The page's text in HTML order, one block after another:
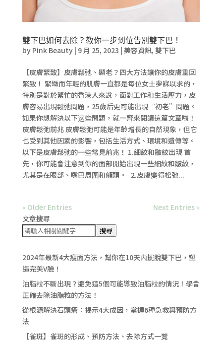
雙下巴如何去除？教你一步到位告別雙下巴！
by Pink Beauty| 9 月 25, 2023 | 美容資訊, 雙下巴
【皮膚緊致】皮膚鬆弛、顯老？四大方法讓你的皮膚重回
緊致！ 緊緻而年輕的肌膚一直都是每位女士夢寐以求的，
特別是對於繁忙的香港人來說，面對工作和生活壓力，皮
膚容易出現鬆弛問題，25歲后更可能出現“初老”問題。
如果你想解決以下这些問題，就一齊來閱讀這篇文章啦！
皮膚鬆弛前兆 皮膚鬆弛可能是年齡增長的自然現象，但它
也受到其他因素的影響，包括生活方式、環境和遺傳等。
以下是皮膚鬆弛的一些常見前兆！ 1.細紋和皺紋出現 首
先，你可能會注意到你的面部開始出現一些細紋和皺紋，
尤其是在眼部、嘴巴周圍和額頭。 2.皮膚變得松弛...
« Older Entries
Next Entries »
文章搜尋
搜尋
2024年最新4大瘦面方法，幫你在10天内擺脫雙下巴，塑
造完美V臉！
油脂粒不斷出現？避免這5個可能導致油脂粒的情況！學會
正確去除油脂粒的方法！
從根源解決石頭瘡：揭示4大成因，掌握6種急救與預防方
法
【雀斑】雀斑的形成、預防方法、去除方式一覽